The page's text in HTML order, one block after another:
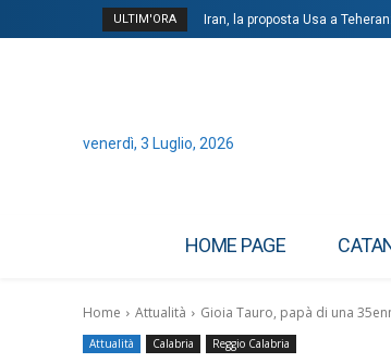
ULTIM'ORA Iran, la proposta Usa a
venerdì, 3 Luglio, 2026
HOME PAGE
Home Attualità Gioia Tauro, papà di una
Attualità Calabria Reggio Calabria